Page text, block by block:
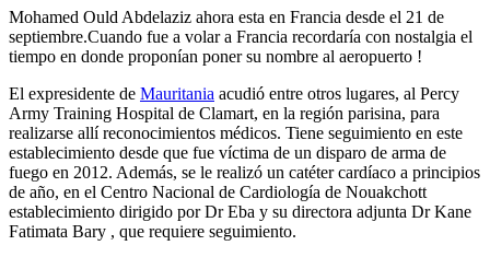
Mohamed Ould Abdelaziz ahora esta en Francia desde el 21 de
septiembre.Cuando fue a volar a Francia recordaría con nostalgia el
tiempo en donde proponían poner su nombre al aeropuerto !
El expresidente de Mauritania acudió entre otros lugares, al Percy
Army Training Hospital de Clamart, en la región parisina, para
realizarse allí reconocimientos médicos. Tiene seguimiento en este
establecimiento desde que fue víctima de un disparo de arma de
fuego en 2012. Además, se le realizó un catéter cardíaco a principios
de año, en el Centro Nacional de Cardiología de Nouakchott
establecimiento dirigido por Dr Eba y su directora adjunta Dr Kane
Fatimata Bary , que requiere seguimiento.